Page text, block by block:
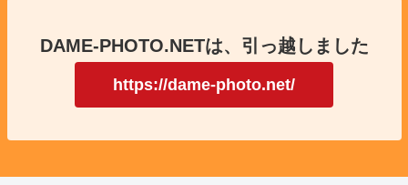
DAME-PHOTO.NETは、引っ越しました
https://dame-photo.net/